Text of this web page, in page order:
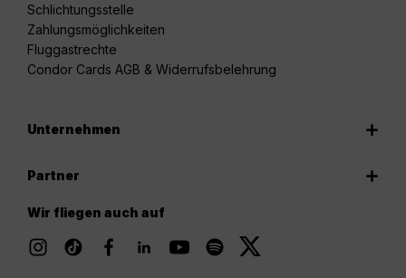
Schlichtungsstelle
Zahlungsmöglichkeiten
Fluggastrechte
Condor Cards AGB & Widerrufsbelehrung
Unternehmen
Partner
Wir fliegen auch auf